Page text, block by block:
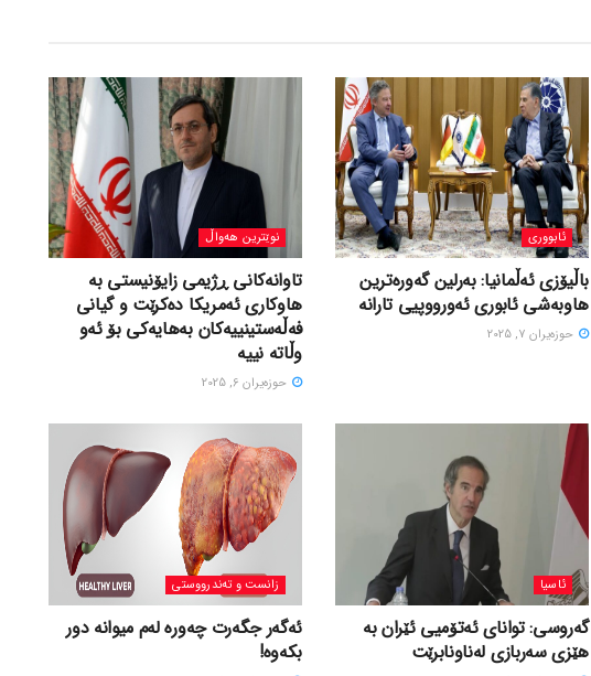
ئابووری
باڵیۆزی ئەڵمانیا: بەرلین گەورەترین
هاوبەشی ئابوری ئەورووپیی تارانە
حوزه‌یران 7, 2025
نوێترین هەواڵ
تاوانەکانی ڕژیمی زایۆنیستی بە
هاوکاری ئەمریکا دەکرێت و گیانی
فەڵەستینییەکان بەهایەکی بۆ ئەو
وڵاتە نییە
حوزه‌یران 6, 2025
ئاسیا
گەروسی: توانای ئەتۆمیی ئێران بە
هێزی سەربازی لەناونابرێت
زانست و تەندرووستی
ئەگەر جگەرت چەورە لەم میوانە دور
بکەوە!